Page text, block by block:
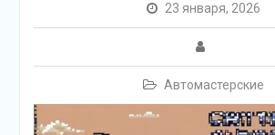
23 января, 2026
Автомастерские